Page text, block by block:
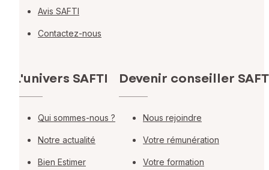
Avis SAFTI
Contactez-nous
L'univers SAFTI
Qui sommes-nous ?
Notre actualité
Bien Estimer
Devenir conseiller
Nous rejoindre
Votre rémunération
Votre formation